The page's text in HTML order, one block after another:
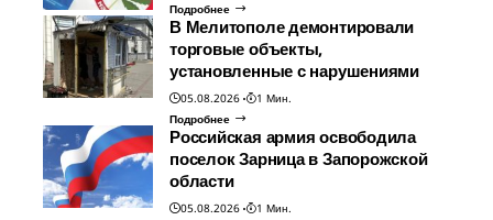
Подробнее
В Мелитополе демонтировали
торговые объекты,
установленные с нарушениями
05.08.2026
1 Мин.
Подробнее
Российская армия освободила
поселок Зарница в Запорожской
области
05.08.2026
1 Мин.